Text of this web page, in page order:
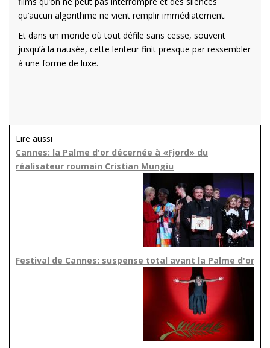
qu’aucun algorithme ne vient remplir immédiatement.
Et dans un monde où tout défile sans cesse, souvent
jusqu’à la nausée, cette lenteur finit presque par ressembler
à une forme de luxe.
Lire aussi
Cannes: la Palme d'or décernée à «Fjord» du
réalisateur roumain Cristian Mungiu
Festival de Cannes: suspense total avant la Palme d'or